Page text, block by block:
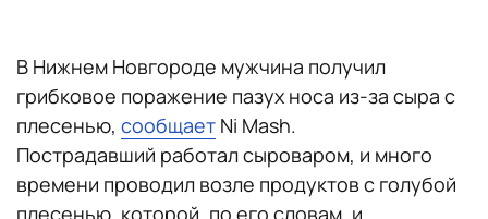
В Нижнем Новгороде мужчина получил
грибковое поражение пазух носа из-за сыра с
плесенью, сообщает Ni Mash.
Пострадавший работал сыроваром, и много
времени проводил возле продуктов с голубой
плесенью, которой, по его словам, и